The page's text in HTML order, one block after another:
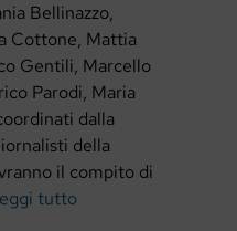
Bellinazzo,
Cottone, Mattia
Gentili, Marcello
Parodi, Maria
dalla
della
il compito di
tutto